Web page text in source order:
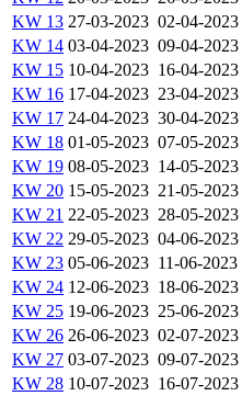
KW 13 27-03-2023 02-04-2023
KW 14 03-04-2023 09-04-2023
KW 15 10-04-2023 16-04-2023
KW 16 17-04-2023 23-04-2023
KW 17 24-04-2023 30-04-2023
KW 18 01-05-2023 07-05-2023
KW 19 08-05-2023 14-05-2023
KW 20 15-05-2023 21-05-2023
KW 21 22-05-2023 28-05-2023
KW 22 29-05-2023 04-06-2023
KW 23 05-06-2023 11-06-2023
KW 24 12-06-2023 18-06-2023
KW 25 19-06-2023 25-06-2023
KW 26 26-06-2023 02-07-2023
KW 27 03-07-2023 09-07-2023
KW 28 10-07-2023 16-07-2023